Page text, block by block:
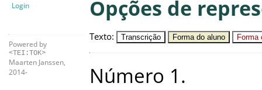
Login
Powered by
<TEI:TOK>
Maarten Janssen,
2014-
Opções de
Texto: Transcrição Forma do aluno Forma
Número 1 .